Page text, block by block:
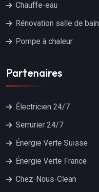
Chauffe-eau
Rénovation salle de bain
Pompe à chaleur
Partenaires
Électricien 24/7
Serrurier 24/7
Énergie Verte Suisse
Énergie Verte France
Chez-Nous-Clean